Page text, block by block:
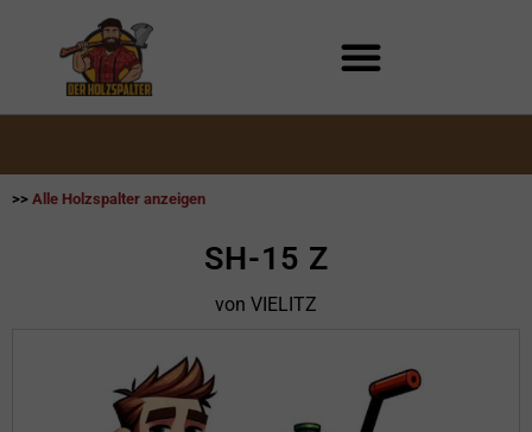
>> Alle Holzspalter anzeigen
SH-15 Z
von VIELITZ